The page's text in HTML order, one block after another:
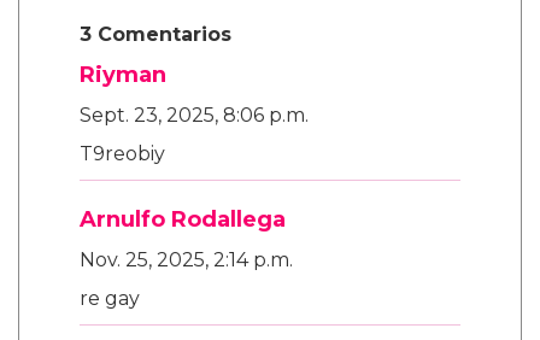
3 Comentarios
Riyman
Sept. 23, 2025, 8:06 p.m.
T9reobiy
Arnulfo Rodallega
Nov. 25, 2025, 2:14 p.m.
re gay